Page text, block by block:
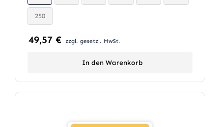
250
49,57 € zzgl. gesetzl. MwSt.
In den Warenkorb